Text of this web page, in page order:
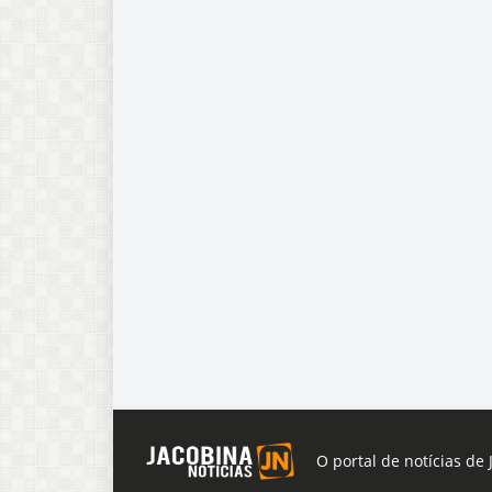
O portal de notícias de